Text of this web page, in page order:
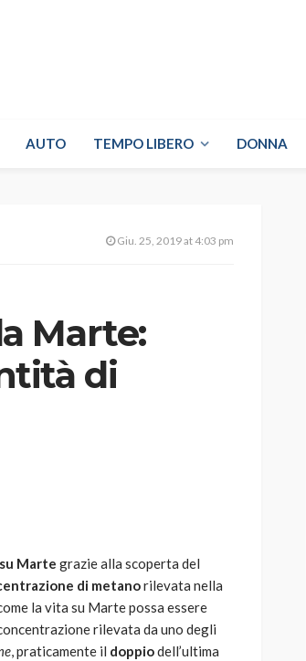
AUTO TEMPO LIBERO DONNA
Giu. 25, 2019 at 4:03 pm
Marte:
di
Marte grazie alla scoperta del
di metanorilevata nella
la vita su Marte possa essere
rilevata da uno degli
, praticamente il doppiodell’ultima
Davis: tennis mondiale e
passione per
l’automobilismo
abbracciano la stessa causa